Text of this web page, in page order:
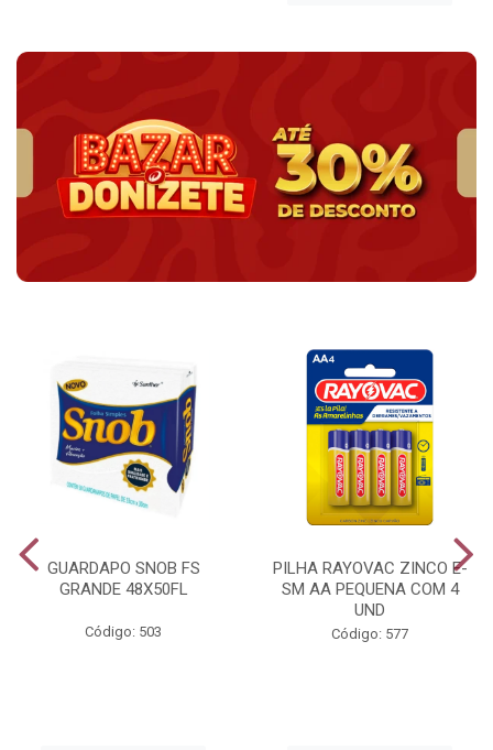
GUARDAPO SNOB FS
GRANDE 48X50FL
Código: 503
PILHA RAYOVAC ZINCO E-
SM AA PEQUENA COM 4
UND
Código: 577